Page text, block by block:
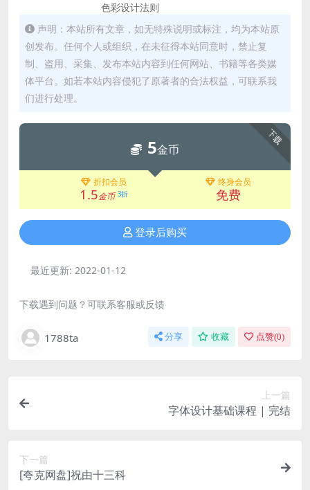
色彩设计法则
声明：本站所有文章，如无特殊说明或标注，均为本站原
创发布。任何个人或组织，在未征得本站同意时，禁止复
制、盗用、采集、发布本站内容到任何网站、书籍等各类媒
体平台。如若本站内容侵犯了原著者的合法权益，可联系我
们进行处理。
下载
5金币
折扣会员
1.5金币 3折
终身会员
免费
登录后购买
最近更新: 2022-01-12
下载遇到问题？可联系客服或反馈
1788ta 分享 收藏 点赞(0)
上一篇
字体设计基础课程 | 完结
下一篇
[夸克网盘]祝由十三科